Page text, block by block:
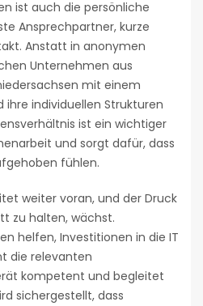
ist auch die persönliche
Ansprechpartner, kurze
Anstatt in anonymen
Unternehmen aus
mit einem
ihre individuellen Strukturen
ist ein wichtiger
und sorgt dafür, dass
fühlen.
weiter voran, und der Druck
zu halten, wächst.
helfen, Investitionen in die IT
die relevanten
kompetent und begleitet
sichergestellt, dass